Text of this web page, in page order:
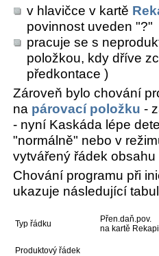
v hlavičce v kartě
povinnost uveden "?"
pracuje se s
položkou, kdy dříve
předkontace )
Zároveň bylo chování
na párovací položku -
- nyní Kaskáda lépe
"normálně" nebo v
vytvářený řádek
Chování programu při
ukazuje následující
Typ řádku
Přen.daň.pov.
na kartě
Produktový řádek